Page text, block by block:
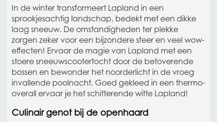
In de winter transformeert Lapland in een
sprookjesachtig landschap, bedekt met een dikke
laag sneeuw. De omstandigheden ter plekke
zorgen zeker voor een bijzondere sfeer en veel wow-
effecten! Ervaar de magie van Lapland met een
stoere sneeuwscootertocht door de betoverende
bossen en bewonder het noorderlicht in de vroeg
invallende poolnacht. Goed gekleed in een thermo-
overall ervaar je het schitterende witte Lapland!
Culinair genot bij de openhaard